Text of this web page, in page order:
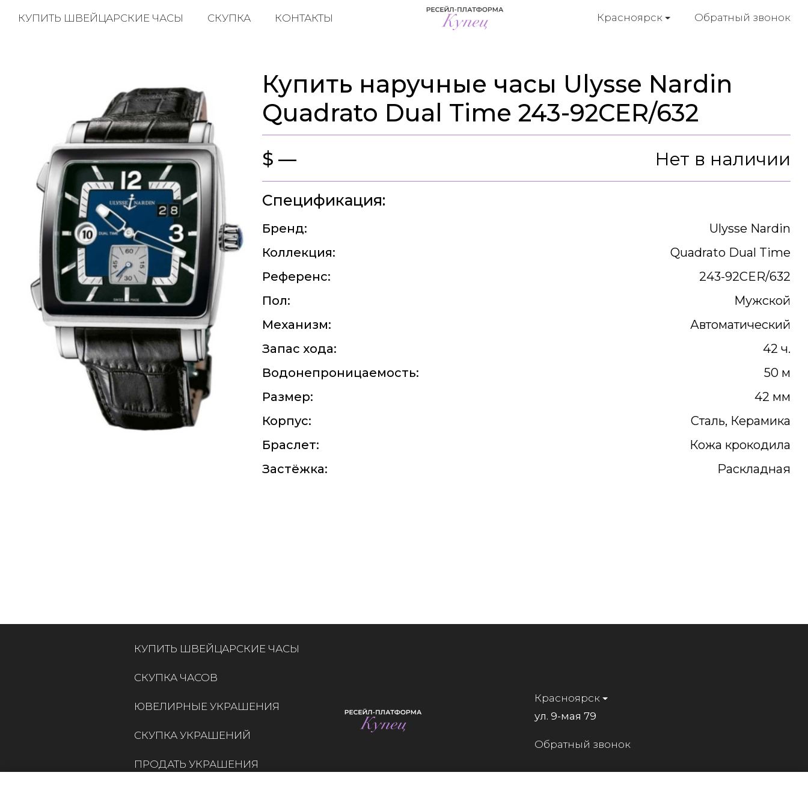
Красноярск Обратный звонок
КУПИТЬ ШВЕЙЦАРСКИЕ ЧАСЫ СКУПКА КОНТАКТЫ
Купить наручные часы Ulysse Nardin
Quadrato Dual Time 243-92CER/632
$ — Нет в наличии
Спецификация:
Бренд:
Ulysse Nardin
Коллекция:
Quadrato Dual Time
Референс:
243-92CER/632
Пол:
Мужской
Механизм:
Автоматический
Запас хода:
42 ч.
Водонепроницаемость:
50 м
Размер:
42 мм
Корпус:
Сталь, Керамика
Браслет:
Кожа крокодила
Застёжка:
Раскладная
КУПИТЬ ШВЕЙЦАРСКИЕ ЧАСЫ
СКУПКА ЧАСОВ
ЮВЕЛИРНЫЕ УКРАШЕНИЯ
СКУПКА УКРАШЕНИЙ
ПРОДАТЬ УКРАШЕНИЯ
Красноярск
ул. 9-мая 79
Обратный звонок